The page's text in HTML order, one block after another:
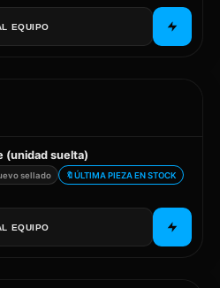
EQUIPO
(unidad suelta)
sellado 🔖ÚLTIMA PIEZA EN STOCK
EQUIPO